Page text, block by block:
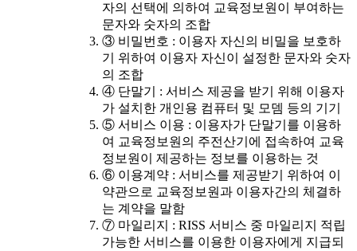
자의 선택에 의하여 교육정보원이 부여하는
문자와 숫자의 조합
③ 비밀번호 : 이용자 자신의 비밀을 보호하
기 위하여 이용자 자신이 설정한 문자와 숫자
의 조합
④ 단말기 : 서비스 제공을 받기 위해 이용자
가 설치한 개인용 컴퓨터 및 모뎀 등의 기기
⑤ 서비스 이용 : 이용자가 단말기를 이용하
여 교육정보원의 주전산기에 접속하여 교육
정보원이 제공하는 정보를 이용하는 것
⑥ 이용계약 : 서비스를 제공받기 위하여 이
약관으로 교육정보원과 이용자간의 체결하
는 계약을 말함
⑦ 마일리지 : RISS 서비스 중 마일리지 적립
가능한 서비스를 이용한 이용자에게 지급되